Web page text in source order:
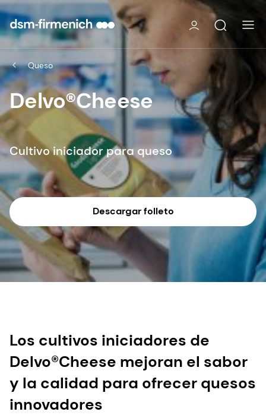
Queso
Delvo®Cheese
Cultivo iniciador para queso
Descargar folleto
Los cultivos iniciadores de
Delvo®Cheese mejoran el sabor
y la calidad para ofrecer quesos
innovadores